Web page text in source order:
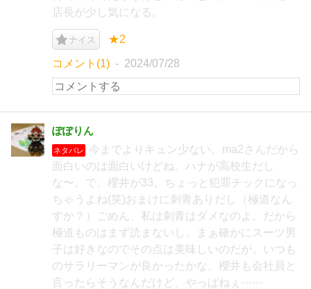
店長が少し気になる。
ナイス ★2
コメント(1) 2024/07/28
ぽぽりん
ネタバレ
今までよりキュン少ない。ma2さんだから
面白いのは面白いけどね。ハナが高校生だし
な〜。で、櫻井が33。ちょっと犯罪チックになっ
ちゃうよね(笑)おまけに刺青ありだし（極道なん
すか？）ごめん、私は刺青はダメなのよ。だから
極道ものはまず読まないし。まぁ確かにスーツ男
子は好きなのでその点は美味しいのだが。いつも
のサラリーマンが良かったかな。櫻井も会社員と
言ったらそうなんだけど、やっぱねぇ⋯⋯